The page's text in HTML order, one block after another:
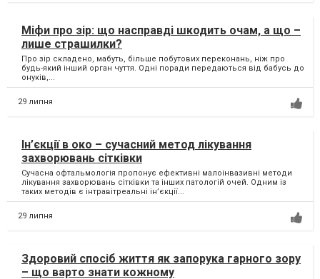
Міфи про зір: що насправді шкодить очам, а що –
лише страшилки?
Про зір складено, мабуть, більше побутових переконань, ніж про
будь-який інший орган чуття. Одні поради передаються від бабусь до
онуків,...
29 липня
Ін’єкції в око – сучасний метод лікування
захворювань сітківки
Сучасна офтальмологія пропонує ефективні малоінвазивні методи
лікування захворювань сітківки та інших патологій очей. Одним із
таких методів є інтравітреальні ін’єкції...
29 липня
Здоровий спосіб життя як запорука гарного зору
– що варто знати кожному